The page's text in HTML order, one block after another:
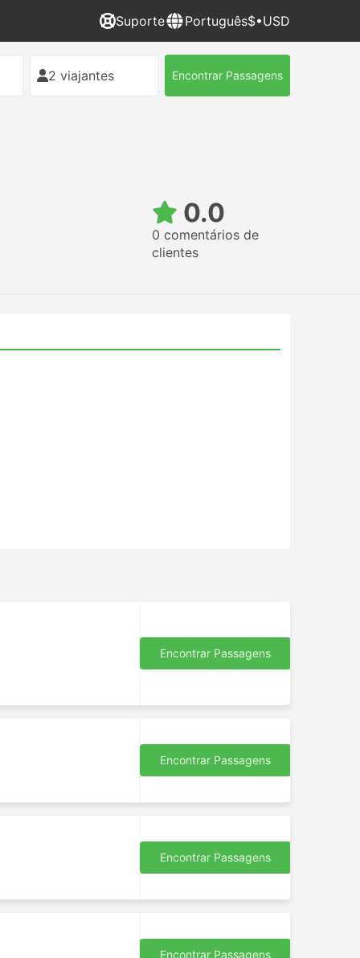
Suporte Português$•USD
2 viajantes Encontrar Passagens
0.0
0 comentários de
clientes
Encontrar Passagens
Encontrar Passagens
Encontrar Passagens
Encontrar Passagens